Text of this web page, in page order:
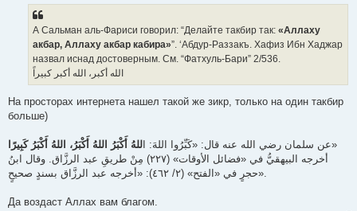
А Сальман аль-Фариси говорил: “Делайте такбир так: «Аллаху
акбар, Аллаху акбар кабира»”. ‘Абдур-Раззакъ. Хафиз Ибн Хаджар
назвал иснад достоверным. См. “Фатхуль-Бари” 2/536.
الله أكبر، الله أكبر كبيراً
На просторах интернета нашел такой же зикр, только на один такбир
больше)
عن سلمان رضي الله عنه قال: «كَبِّرُوا اللهَ: ا للهُ أَكْبَرُ اللهُ أَكْبَرُ، اللهُ أَكْبَرُ كَبِيرًا
»
أخرجه البيهقيُّ في «فضائل الأوقات» (٢٢٧) مِنْ طريقِ عبد الرزَّاق. وقال ابنُ
حجرٍ في «الفتح» (٢/ ٤٦٢): «أخرجه عبد الرزَّاق بسندٍ صحيحٍ».
Да воздаст Аллах вам благом.